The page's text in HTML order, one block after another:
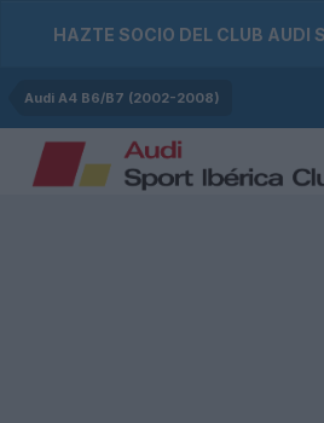
HAZTE SOCIO DEL CLUB AUDI
Audi A4 B6/B7 (2002-2008)